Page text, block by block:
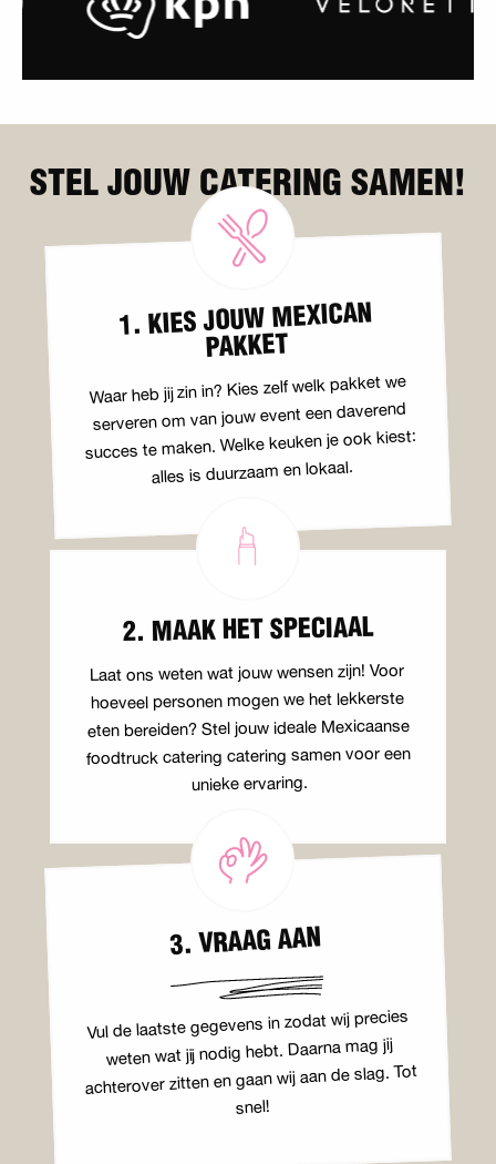
STEL JOUW CATERING SAMEN!
1. KIES JOUW MEXICAN
PAKKET
Waar heb jij zin in? Kies zelf welk pakket we
serveren om van jouw event een daverend
succes te maken. Welke keuken je ook kiest:
alles is duurzaam en lokaal.
2. MAAK HET SPECIAAL
Laat ons weten wat jouw wensen zijn! Voor
hoeveel personen mogen we het lekkerste
eten bereiden? Stel jouw ideale Mexicaanse
foodtruck catering catering samen voor een
unieke ervaring.
3. VRAAG AAN
Vul de laatste gegevens in zodat wij precies
weten wat jij nodig hebt. Daarna mag jij
achterover zitten en gaan wij aan de slag. Tot
snel!